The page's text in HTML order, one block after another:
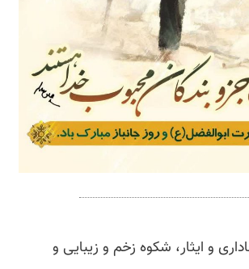
و ایثار، شکوه زخم و زیبایی و